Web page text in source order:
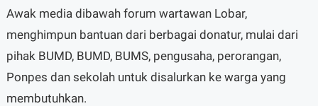
Awak media dibawah forum wartawan Lobar,
menghimpun bantuan dari berbagai donatur, mulai dari
pihak BUMD, BUMD, BUMS, pengusaha, perorangan,
Ponpes dan sekolah untuk disalurkan ke warga yang
membutuhkan.